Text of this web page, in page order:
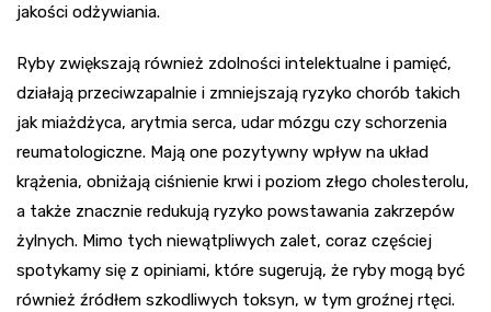
jakości odżywiania.
Ryby zwiększają również zdolności intelektualne i pamięć,
działają przeciwzapalnie i zmniejszają ryzyko chorób takich
jak miażdżyca, arytmia serca, udar mózgu czy schorzenia
reumatologiczne. Mają one pozytywny wpływ na układ
krążenia, obniżają ciśnienie krwi i poziom złego cholesterolu,
a także znacznie redukują ryzyko powstawania zakrzepów
żylnych. Mimo tych niewątpliwych zalet, coraz częściej
spotykamy się z opiniami, które sugerują, że ryby mogą być
również źródłem szkodliwych toksyn, w tym groźnej rtęci.